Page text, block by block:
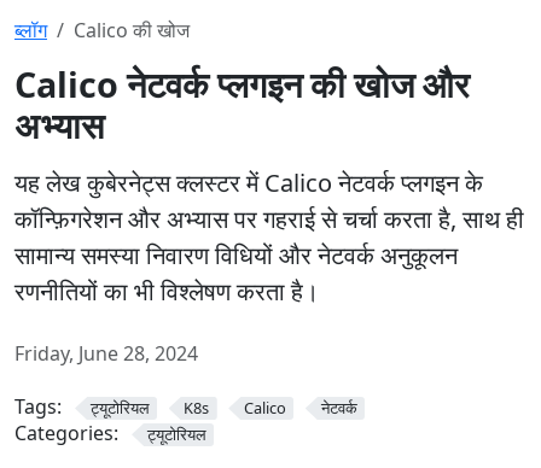
ब्लॉग Calico की खोज
Calico नेटवर्क प्लगइन की खोज और
अभ्यास
यह लेख कुबेरनेट्स क्लस्टर में Calico नेटवर्क प्लगइन के
कॉन्फ़िगरेशन और अभ्यास पर गहराई से चर्चा करता है, साथ ही
सामान्य समस्या निवारण विधियों और नेटवर्क अनुकूलन
रणनीतियों का भी विश्लेषण करता है।
Friday, June 28, 2024
Tags:
ट्यूटोरियल K8s Calico नेटवर्क
Categories: ट्यूटोरियल